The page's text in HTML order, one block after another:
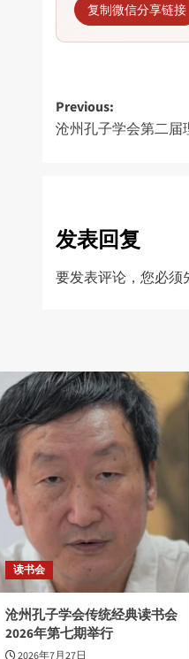
复制微信分享链接
Post
navigation
Previous:
沧州孔子学会第二届
发表回复
要发表评论，您必须
读书会
沧州孔子学会传统经典读书会
2026年第七期举行